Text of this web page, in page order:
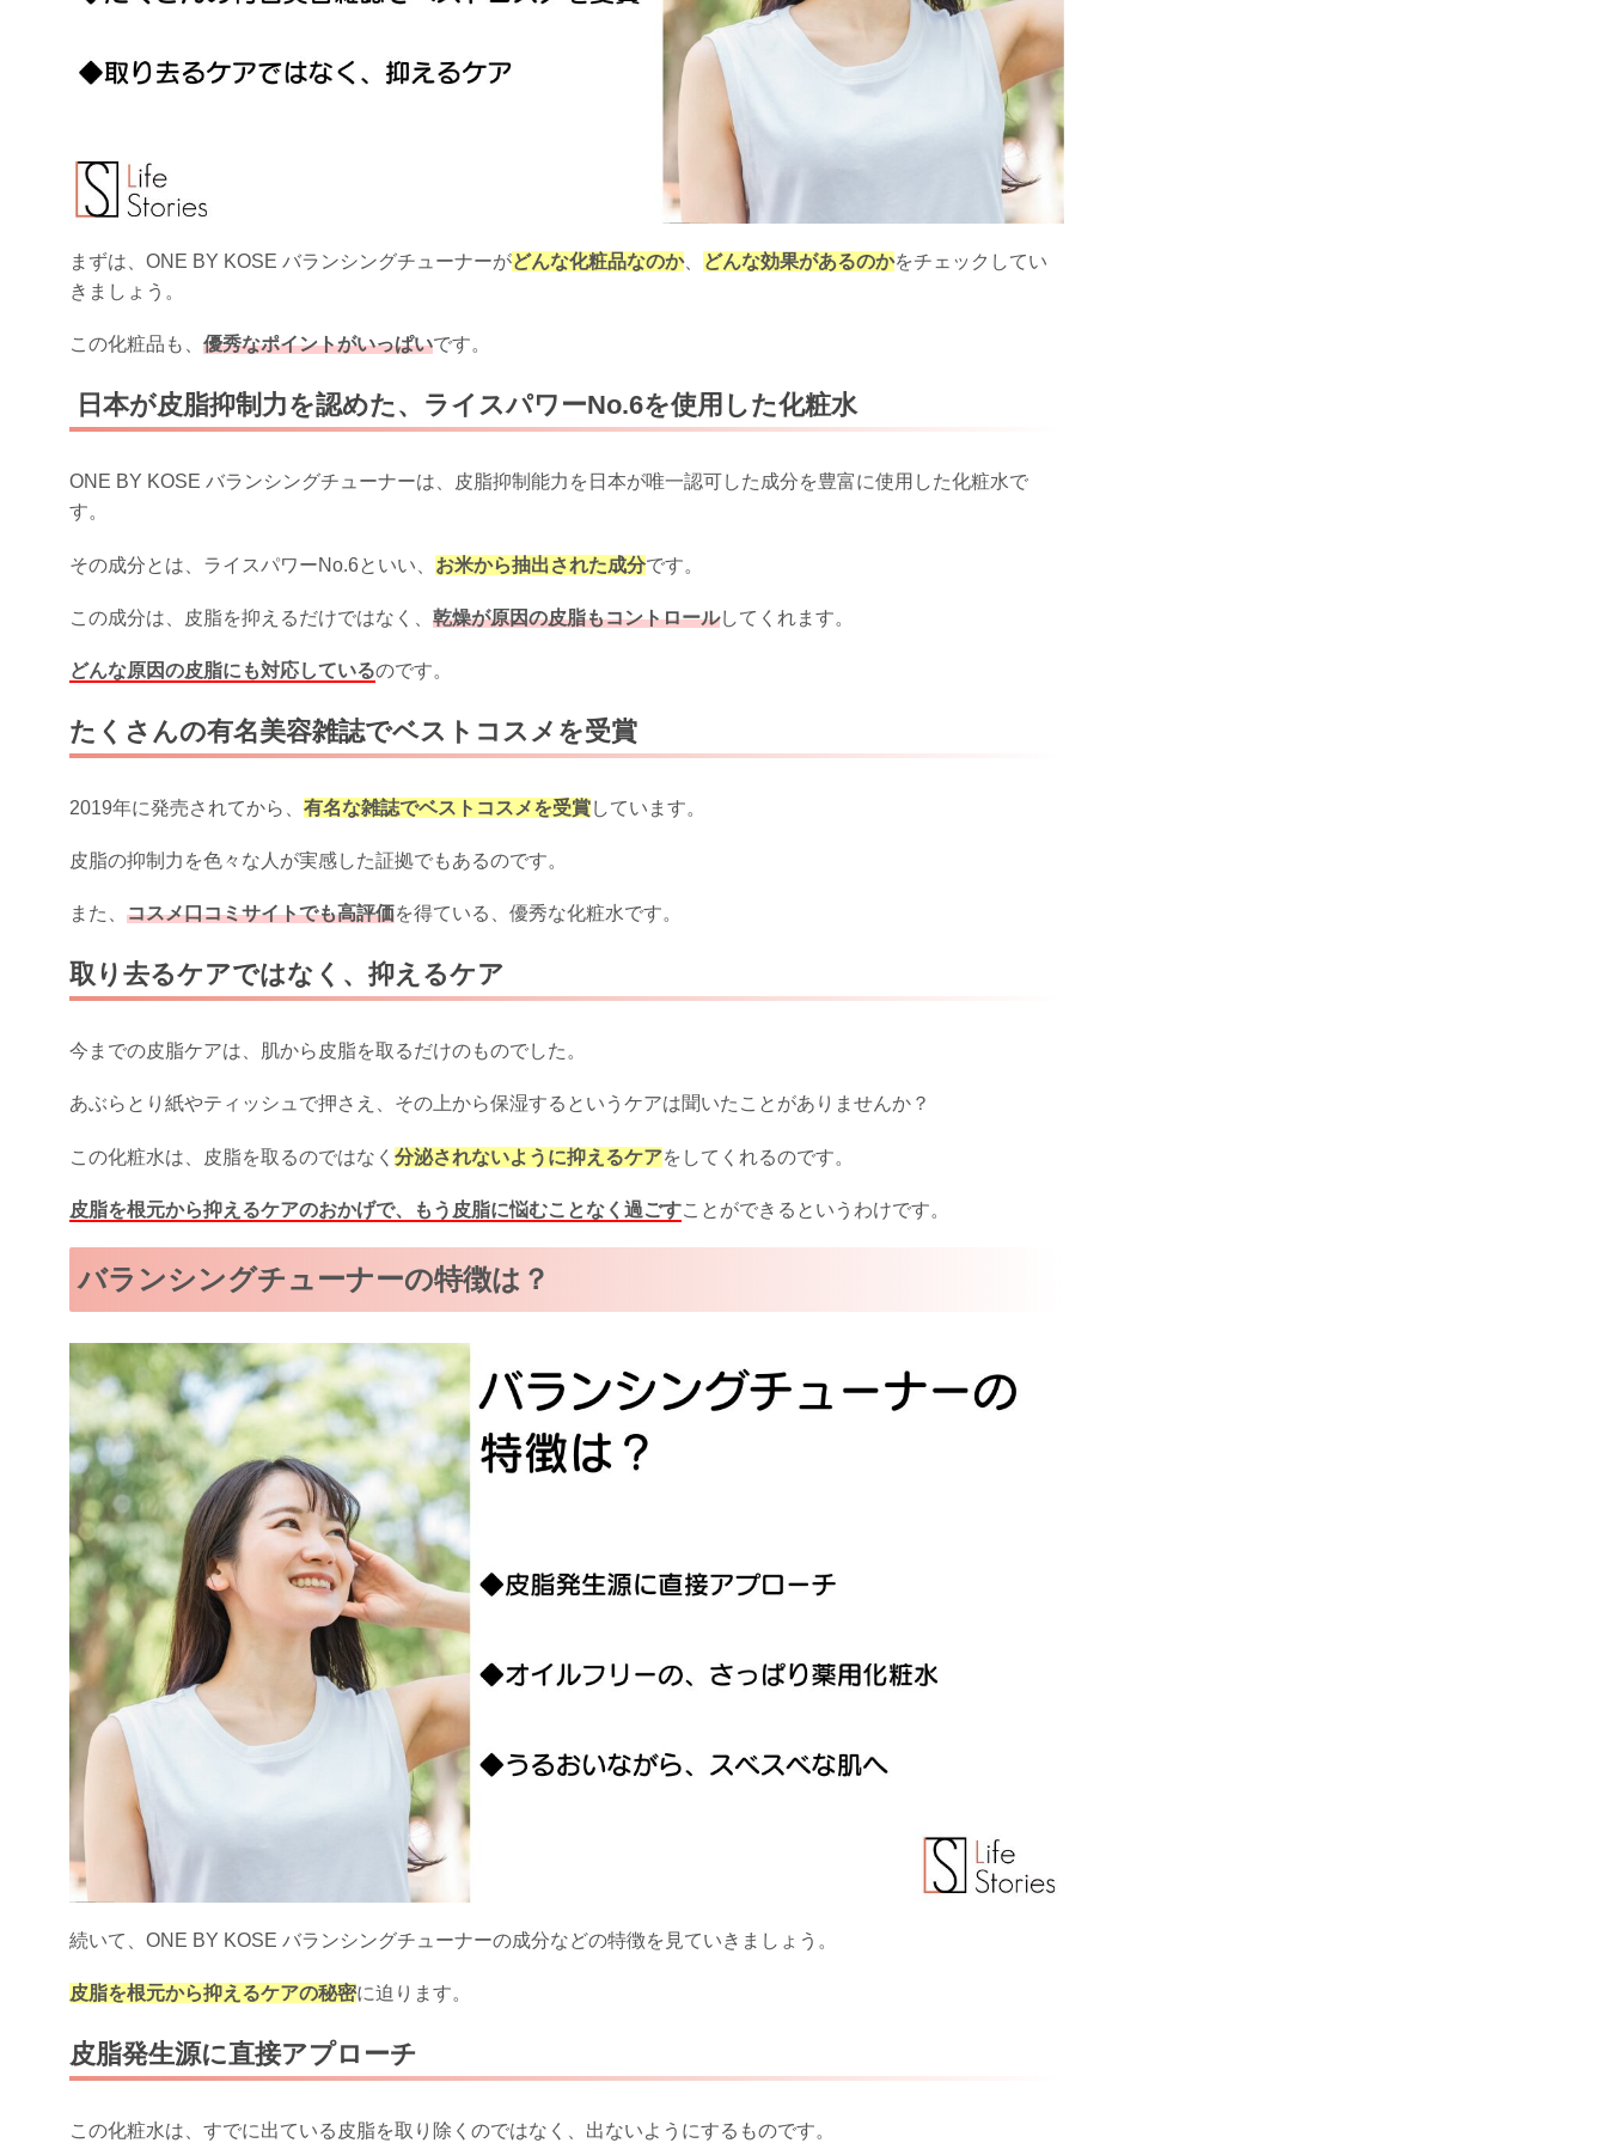
まずは、ONE BY KOSE バランシングチューナーがどんな化粧品なのか、 どんな効果があるのかをチェックしてい
きましょう。
この化粧品も、 優秀なポイントがいっぱいです。
日本が皮脂抑制力を認めた、ライスパワーNo.6を使用した化粧水
ONE BY KOSE バランシングチューナーは、皮脂抑制能力を日本が唯一認可した成分を豊富に使用した化粧水で
す。
その成分とは、ライスパワーNo.6といい、 お米から抽出された成分です。
この成分は、皮脂を抑えるだけではなく、 乾燥が原因の皮脂もコントロールしてくれます。
どんな原因の皮脂にも対応しているのです。
たくさんの有名美容雑誌でベストコスメを受賞
2019年に発売されてから、 有名な雑誌でベストコスメを受賞しています。
皮脂の抑制力を色々な人が実感した証拠でもあるのです。
また、 コスメ口コミサイトでも高評価を得ている、優秀な化粧水です。
取り去るケアではなく、抑えるケア
今までの皮脂ケアは、肌から皮脂を取るだけのものでした。
あぶらとり紙やティッシュで押さえ、その上から保湿するというケアは聞いたことがありませんか？
この化粧水は、皮脂を取るのではなく 分泌されないように抑えるケアをしてくれるのです。
皮脂を根元から抑えるケアのおかげで、もう皮脂に悩むことなく過ごすことができるというわけです。
バランシングチューナーの特徴は？
続いて、ONE BY KOSE バランシングチューナーの成分などの特徴を見ていきましょう。
皮脂を根元から抑えるケアの秘密に迫ります。
皮脂発生源に直接アプローチ
この化粧水は、すでに出ている皮脂を取り除くのではなく、出ないようにするものです。